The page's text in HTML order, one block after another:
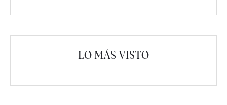
LO MÁS VISTO